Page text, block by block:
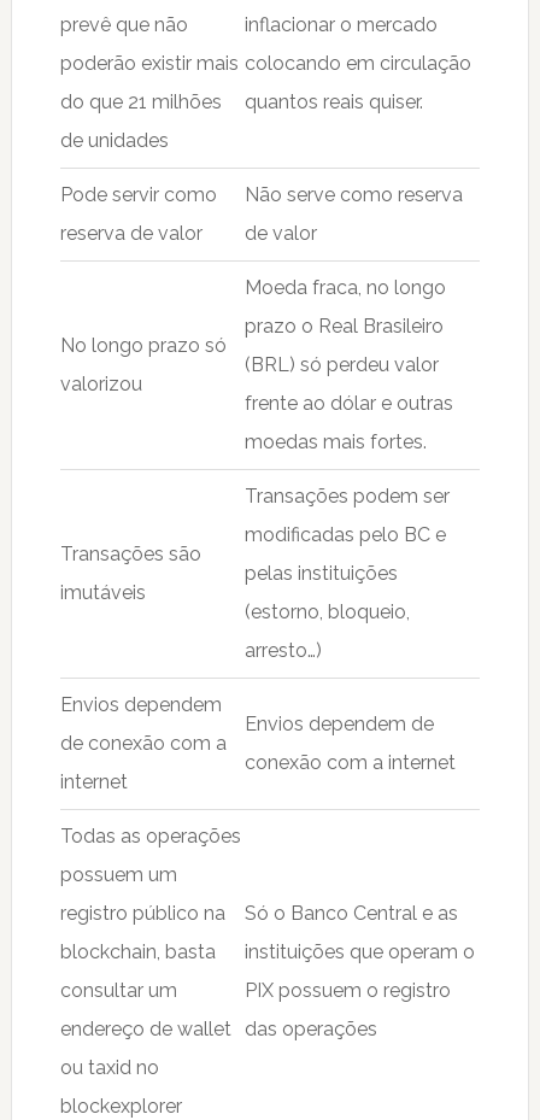
prevê que não
poderão existir mais
do que 21 milhões
de unidades
inflacionar o mercado
colocando em circulação
quantos reais quiser.
Pode servir como
reserva de valor
Não serve como reserva
de valor
No longo prazo só
valorizou
Moeda fraca, no longo
prazo o Real Brasileiro
(BRL) só perdeu valor
frente ao dólar e outras
moedas mais fortes.
Transações são
imutáveis
Transações podem ser
modificadas pelo BC e
pelas instituições
(estorno, bloqueio,
arresto…)
Envios dependem
de conexão com a
internet
Envios dependem de
conexão com a internet
Todas as operações
possuem um
registro público na
blockchain, basta
consultar um
endereço de wallet
ou taxid no
blockexplorer
Só o Banco Central e as
instituições que operam o
PIX possuem o registro
das operações